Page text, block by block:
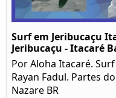
Surf em Jeribucaçu
Jeribucaçu - Itacaré
Por Aloha Itacaré.
Rayan Fadul. Partes
Nazare BR